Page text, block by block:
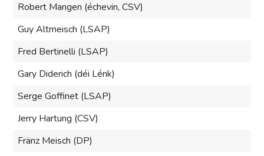
Robert Mangen (échevin, CSV)
Guy Altmeisch (LSAP)
Fred Bertinelli (LSAP)
Gary Diderich (déi Lénk)
Serge Goffinet (LSAP)
Jerry Hartung (CSV)
Fränz Meisch (DP)